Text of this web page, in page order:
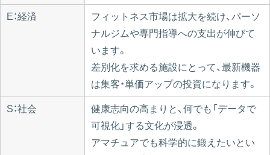
E：経済
フィットネス市場は拡大を続け、パーソ
ナルジムや専門指導への支出が伸びて
います。
差別化を求める施設にとって、最新機器
は集客・単価アップの投資になります。
S：社会
健康志向の高まりと、何でも「データで
可視化」する文化が浸透。
アマチュアでも科学的に鍛えたいとい